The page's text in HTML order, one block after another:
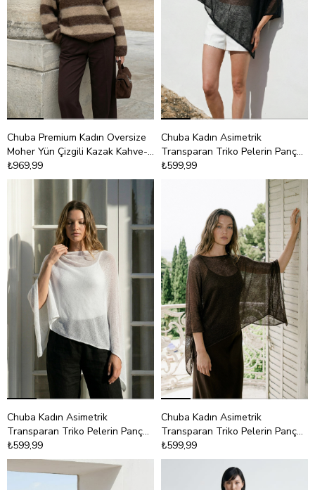
Chuba Premium Kadın Oversize
Moher Yün Çizgili Kazak Kahve-
Bej 26W3039
₺969,99
Chuba Kadın Asimetrik
Transparan Triko Pelerin Panço
Siyah 26S3044
₺599,99
Chuba Kadın Asimetrik
Transparan Triko Pelerin Panço
Beyaz 26S3044
₺599,99
Chuba Kadın Asimetrik
Transparan Triko Pelerin Panço
Kahve 26S3044
₺599,99